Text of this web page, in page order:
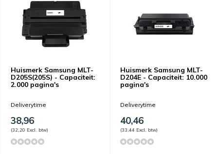
Huismerk Samsung MLT-
D205S(205S) - Capaciteit:
2.000 pagina's
Deliverytime
38,96
(32,20 Excl. btw)
Huismerk Samsung MLT-
D204E - Capaciteit: 10.000
pagina's
Deliverytime
40,46
(33,44 Excl. btw)